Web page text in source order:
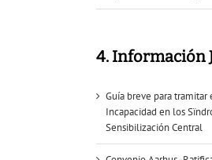
4. Información
Guía breve para tramitar
Incapacidad en los
Sensibilización Central